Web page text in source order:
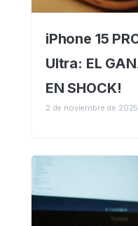
iPhone 15
Ultra: EL
EN SHOCK!
2 de noviembre de 2025